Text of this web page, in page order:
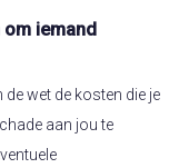
iemand
wet de kosten die je
aan jou te